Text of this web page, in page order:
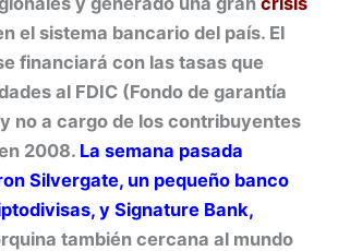
el sistema bancario del país. El
financiará con las tasas que
al FDIC (Fondo de garantía
no a cargo de los contribuyentes
2008. La semana pasada
Silvergate, un pequeño banco
y Signature Bank,
también cercana al mundo